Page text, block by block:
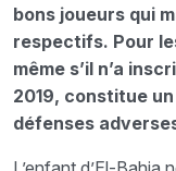
bons joueurs qui
respectifs. Pour
même s’il n’a
2019, constitue
défenses